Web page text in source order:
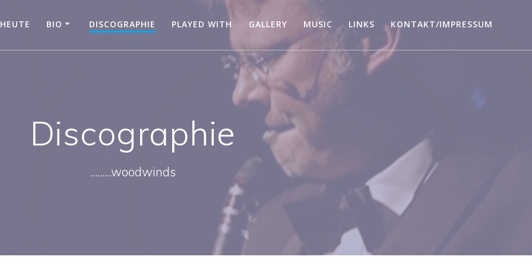
BIO DISCOGRAPHIE PLAYED WITH GALLERY MUSIC LINKS KONTAKT/IMPRESSUM
Discographie
.........woodwinds